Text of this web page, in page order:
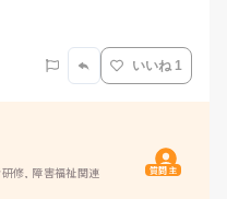
いいね 1
修, 障害福祉関連 質問主